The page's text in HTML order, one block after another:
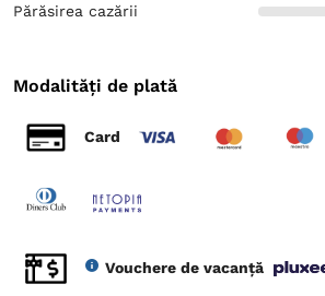
Părăsirea cazării
Modalități de plată
Card
Vouchere de vacanță